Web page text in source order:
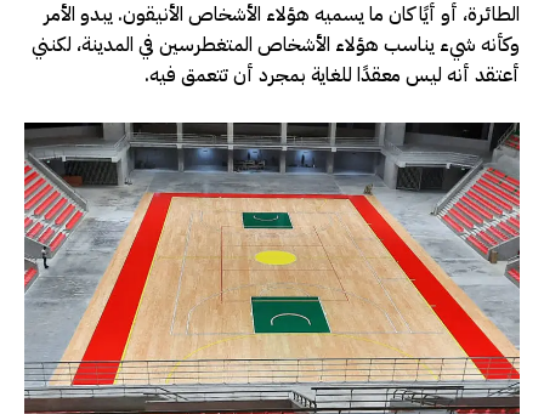
الطائرة، أو أيًا كان ما يسميه هؤلاء الأشخاص الأنيقون. يبدو الأمر
وكأنه شيء يناسب هؤلاء الأشخاص المتغطرسين في المدينة، لكنني
أعتقد أنه ليس معقدًا للغاية بمجرد أن تتعمق فيه.